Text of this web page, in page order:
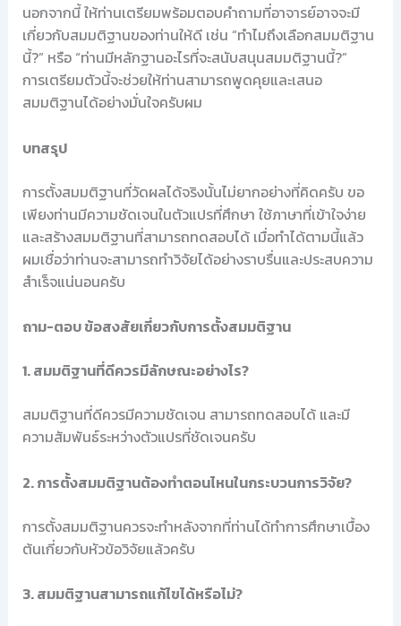
นอกจากนี้ ให้ท่านเตรียมพร้อมตอบคำถามที่อาจารย์อาจจะมี
เกี่ยวกับสมมติฐานของท่านให้ดี เช่น “ทำไมถึงเลือกสมมติฐาน
นี้?” หรือ “ท่านมีหลักฐานอะไรที่จะสนับสนุนสมมติฐานนี้?”
การเตรียมตัวนี้จะช่วยให้ท่านสามารถพูดคุยและเสนอ
สมมติฐานได้อย่างมั่นใจครับผม
บทสรุป
การตั้งสมมติฐานที่วัดผลได้จริงนั้นไม่ยากอย่างที่คิดครับ ขอ
เพียงท่านมีความชัดเจนในตัวแปรที่ศึกษา ใช้ภาษาที่เข้าใจง่าย
และสร้างสมมติฐานที่สามารถทดสอบได้ เมื่อทำได้ตามนี้แล้ว
ผมเชื่อว่าท่านจะสามารถทำวิจัยได้อย่างราบรื่นและประสบความ
สำเร็จแน่นอนครับ
ถาม-ตอบ ข้อสงสัยเกี่ยวกับการตั้งสมมติฐาน
1. สมมติฐานที่ดีควรมีลักษณะอย่างไร?
สมมติฐานที่ดีควรมีความชัดเจน สามารถทดสอบได้ และมี
ความสัมพันธ์ระหว่างตัวแปรที่ชัดเจนครับ
2. การตั้งสมมติฐานต้องทำตอนไหนในกระบวนการวิจัย?
การตั้งสมมติฐานควรจะทำหลังจากที่ท่านได้ทำการศึกษาเบื้อง
ต้นเกี่ยวกับหัวข้อวิจัยแล้วครับ
3. สมมติฐานสามารถแก้ไขได้หรือไม่?